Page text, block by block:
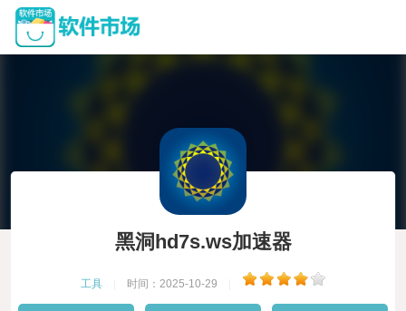
黑洞hd7s.ws加速器
工具 时间：2025-10-29